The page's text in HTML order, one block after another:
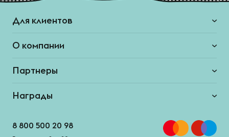
Для клиентов
О компании
Партнеры
Награды
8 800 500 20 98